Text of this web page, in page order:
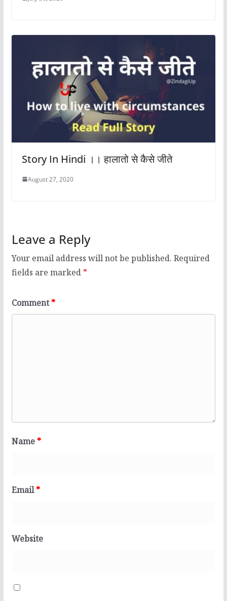
Story In Hindi ।। हालातो से कैसे जीते
August 27, 2020
Leave a Reply
Your email address will not be published. Required
fields are marked *
Comment*
Name*
Email*
Website